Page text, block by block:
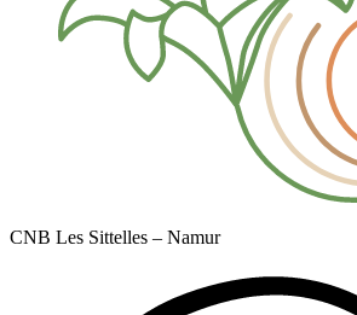
CNB Les Sittelles – Namur